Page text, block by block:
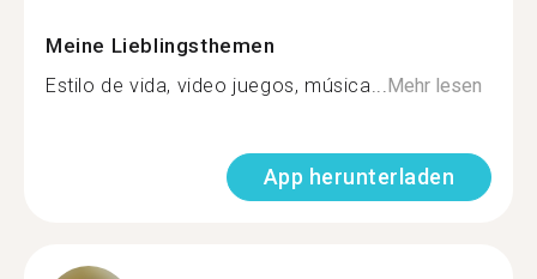
Meine Lieblingsthemen
Estilo de vida, video juegos, música...Mehr lesen
App herunterladen